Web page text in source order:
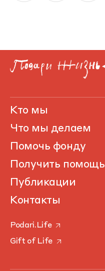
Кто мы
Что мы делаем
Помочь фонду
Получить помощь
Публикации
Контакты
Podari.Life
Gift of Life